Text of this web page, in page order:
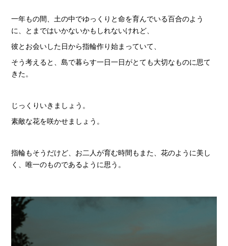
一年もの間、土の中でゆっくりと命を育んでいる百合のよう
に、とまではいかないかもしれないけれど、
彼とお会いした日から指輪作り始まっていて、
そう考えると、島で暮らす一日一日がとても大切なものに思て
きた。
じっくりいきましょう。
素敵な花を咲かせましょう。
指輪もそうだけど、お二人が育む時間もまた、花のように美し
く、唯一のものであるように思う。